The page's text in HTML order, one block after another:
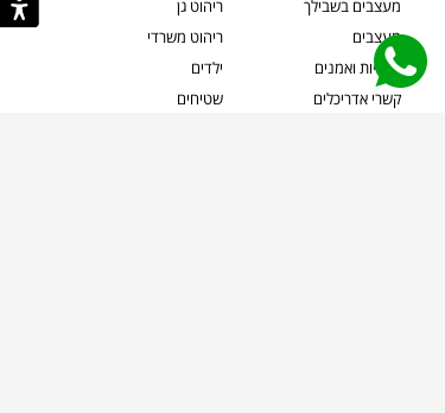
מעצבים בשבילך
מעצבים
אמניות ואמנים
קשרי אדריכלים
ריהוט גן
ריהוט משרדי
ילדים
שטיחים